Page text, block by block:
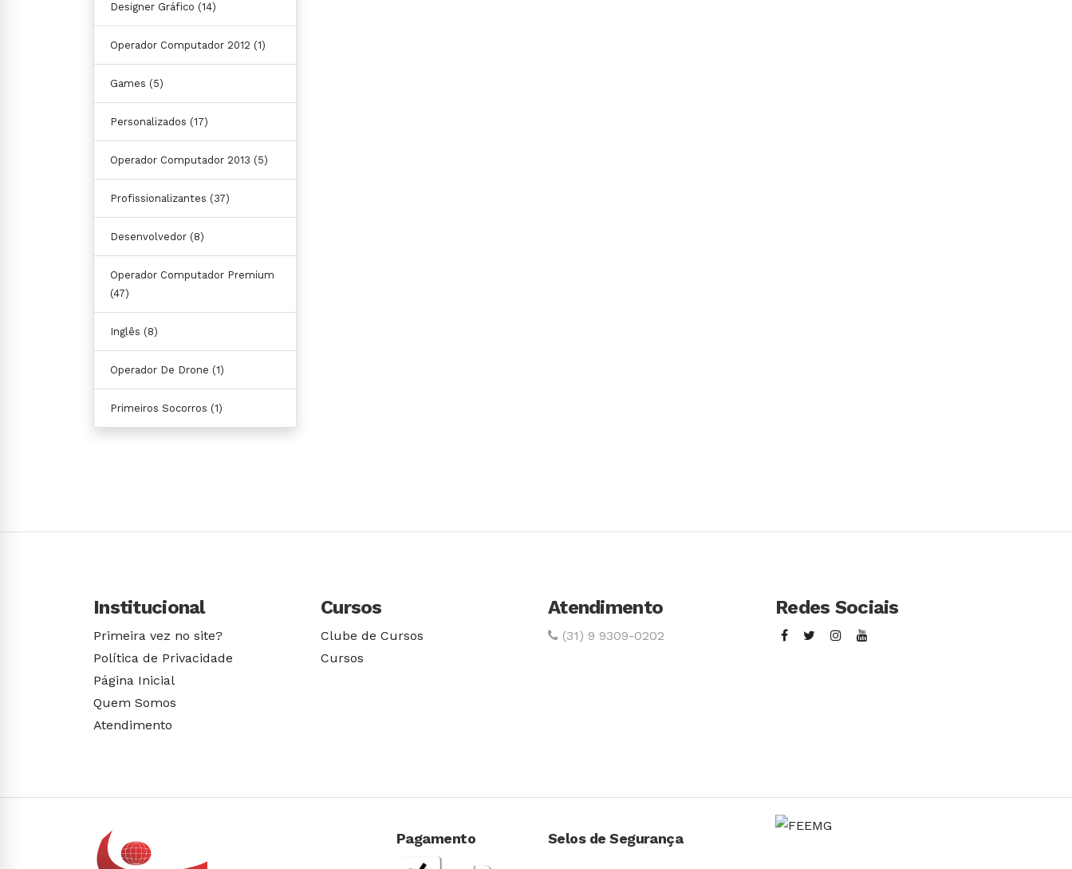
Designer Gráfico (14)
Operador Computador 2012 (1)
Games (5)
Personalizados (17)
Operador Computador 2013 (5)
Profissionalizantes (37)
Desenvolvedor (8)
Operador Computador Premium
(47)
Inglês (8)
Operador De Drone (1)
Primeiros Socorros (1)
Institucional
Primeira vez no site?
Política de Privacidade
Página Inicial
Quem Somos
Atendimento
Cursos
Clube de Cursos
Cursos
Atendimento
(31) 9 9309-0202
Redes Sociais
Pagamento Selos de Segurança